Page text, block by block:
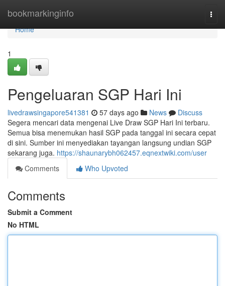
bookmarkinginfo
Home
Home
1
Pengeluaran SGP Hari Ini
livedrawsingapore541381 57 days ago News
Discuss
Segera mencari data mengenai Live Draw SGP Hari Ini terbaru.
Semua bisa menemukan hasil SGP pada tanggal ini secara cepat
di sini. Sumber ini menyediakan tayangan langsung undian SGP
sekarang juga. https://shaunarybh062457.eqnextwiki.com/user
Comments
Who Upvoted
Comments
Submit a Comment
No HTML